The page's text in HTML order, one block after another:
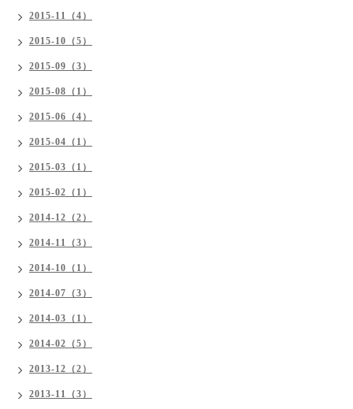
2015-11（4）
2015-10（5）
2015-09（3）
2015-08（1）
2015-06（4）
2015-04（1）
2015-03（1）
2015-02（1）
2014-12（2）
2014-11（3）
2014-10（1）
2014-07（3）
2014-03（1）
2014-02（5）
2013-12（2）
2013-11（3）